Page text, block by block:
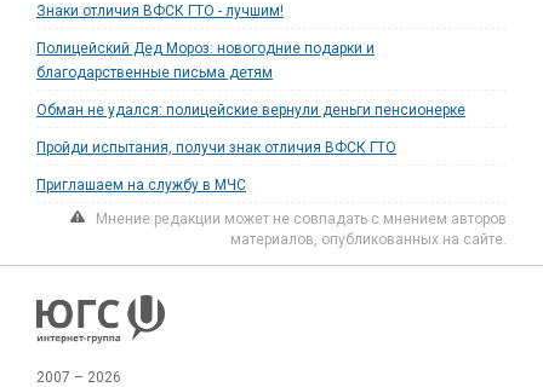
Знаки отличия ВФСК ГТО - лучшим!
Полицейский Дед Мороз: новогодние подарки и
благодарственные письма детям
Обман не удался: полицейские вернули деньги пенсионерке
Пройди испытания, получи знак отличия ВФСК ГТО
Приглашаем на службу в МЧС
Мнение редакции может не совпадать с мнением авторов
материалов, опубликованных на сайте.
2007 – 2026